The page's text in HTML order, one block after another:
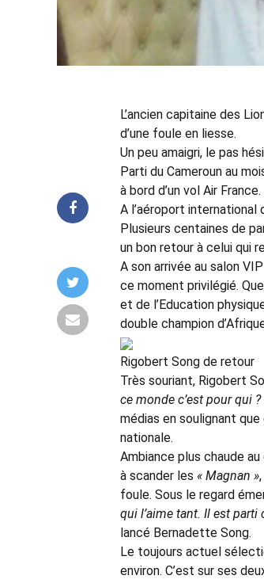
L’ancien capitaine des
d’une foule en liesse.
Un peu amaigri, le pas
Parti du Cameroun au
à bord d’un vol Air France.
A l’aéroport international
Plusieurs centaines de
un bon retour à celui qui
A son arrivée au salon
ce moment privilégié.
et de l’Education
double champion
Rigobert Song de retour
Très souriant, Rigobert
ce monde c’est pour qui
médias en soulignant
nationale.
Ambiance plus chaude
à scander les « Magnan »,
foule. Sous le regard
qui l’aime tant. Il est
lancé Bernadette Song.
Le toujours actuel
environ. C’est sur ses